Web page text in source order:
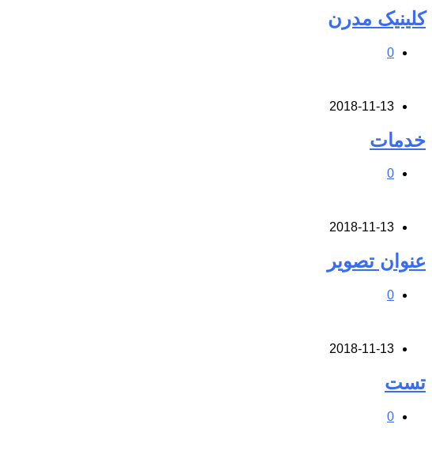
کلینیک مدرن
0
2018-11-13
خدمات
0
2018-11-13
عنوان تصویر
0
2018-11-13
تست
0